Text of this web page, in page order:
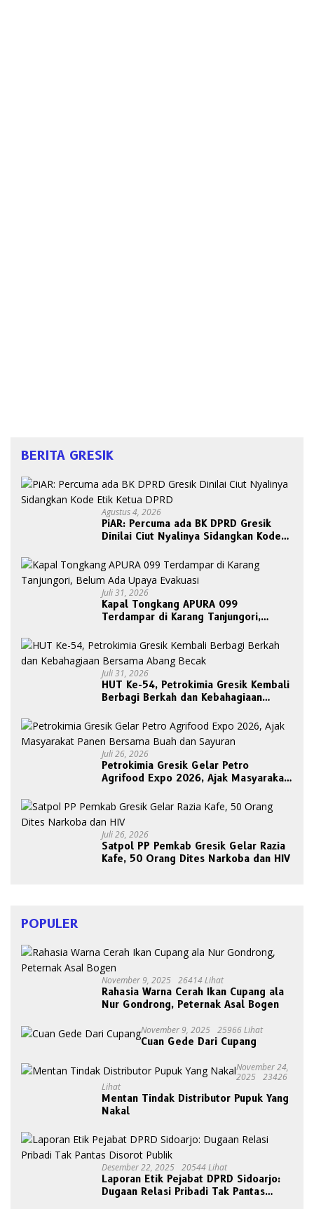
BERITA GRESIK
Agustus 4, 2026
PiAR: Percuma ada BK DPRD Gresik
Dinilai Ciut Nyalinya Sidangkan Kode
Juli 31, 2026
Kapal Tongkang APURA 099
Terdampar di Karang Tanjungori,
Juli 31, 2026
HUT Ke-54, Petrokimia Gresik Kembali
Berbagi Berkah dan Kebahagiaan
Juli 26, 2026
Petrokimia Gresik Gelar Petro
Agrifood Expo 2026, Ajak Masyarakat
Juli 26, 2026
Satpol PP Pemkab Gresik Gelar Razia
Kafe, 50 Orang Dites Narkoba dan HIV
POPULER
November 9, 2025 26414 Lihat
Rahasia Warna Cerah Ikan Cupang ala
Nur Gondrong, Peternak Asal Bogen
November 9, 2025 25966 Lihat
Cuan Gede Dari Cupang
November 24,
2025 23426
Lihat
Mentan Tindak Distributor Pupuk Yang
Nakal
Desember 22, 2025 20544 Lihat
Laporan Etik Pejabat DPRD Sidoarjo:
Dugaan Relasi Pribadi Tak Pantas